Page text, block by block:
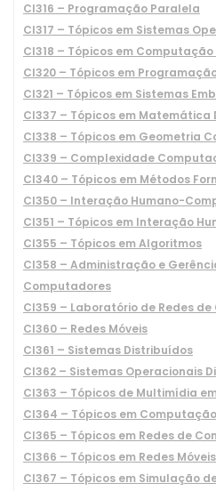
CI316 – Programação Paralela
CI317 – Tópicos em Sistemas
CI318 – Tópicos em
CI320 – Tópicos em
CI321 – Tópicos em Sistemas
CI337 – Tópicos em Matemática
CI338 – Tópicos em Geometria
CI339 – Complexidade
CI340 – Tópicos em Métodos
CI350 – Interação Humano-
CI351 – Tópicos em Interação
CI355 – Tópicos em Algoritmos
CI358 – Administração e
Computadores
CI359 – Laboratório de Redes
CI360 – Redes Móveis
CI361 – Sistemas Distribuídos
CI362 – Sistemas Operacionais
CI363 – Tópicos de Multimídia
CI364 – Tópicos em
CI365 – Tópicos em Redes de
CI366 – Tópicos em Redes Móveis
CI367 – Tópicos em Simulação